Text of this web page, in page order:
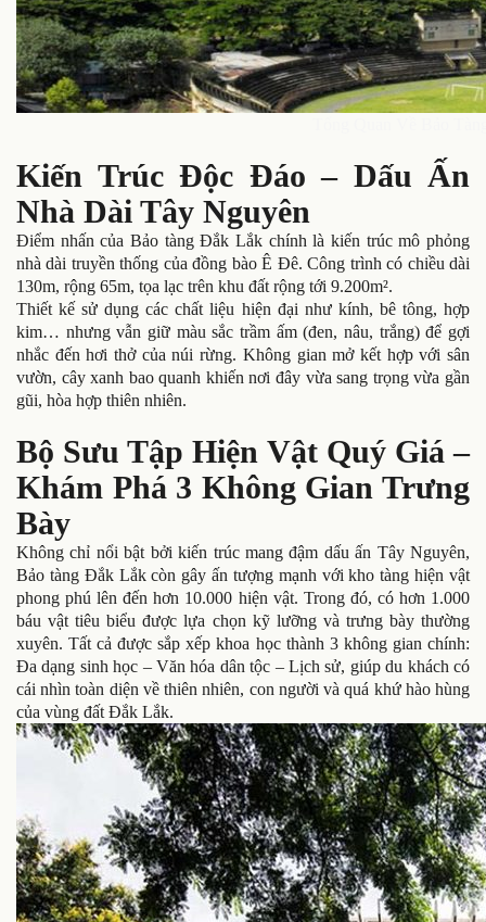
Kiến Trúc Độc Đáo – Dấu Ấn
Nhà Dài Tây Nguyên
Điểm nhấn của Bảo tàng Đắk Lắk chính là kiến trúc mô phỏng
nhà dài truyền thống của đồng bào Ê Đê. Công trình có chiều dài
130m, rộng 65m, tọa lạc trên khu đất rộng tới 9.200m².
Thiết kế sử dụng các chất liệu hiện đại như kính, bê tông, hợp
kim… nhưng vẫn giữ màu sắc trầm ấm (đen, nâu, trắng) để gợi
nhắc đến hơi thở của núi rừng. Không gian mở kết hợp với sân
vườn, cây xanh bao quanh khiến nơi đây vừa sang trọng vừa gần
gũi, hòa hợp thiên nhiên.
Bộ Sưu Tập Hiện Vật Quý Giá –
Khám Phá 3 Không Gian Trưng
Bày
Không chỉ nổi bật bởi kiến trúc mang đậm dấu ấn Tây Nguyên,
Bảo tàng Đắk Lắk còn gây ấn tượng mạnh với kho tàng hiện vật
phong phú lên đến hơn 10.000 hiện vật. Trong đó, có hơn 1.000
báu vật tiêu biểu được lựa chọn kỹ lưỡng và trưng bày thường
xuyên. Tất cả được sắp xếp khoa học thành 3 không gian chính:
Đa dạng sinh học – Văn hóa dân tộc – Lịch sử, giúp du khách có
cái nhìn toàn diện về thiên nhiên, con người và quá khứ hào hùng
của vùng đất Đắk Lắk.